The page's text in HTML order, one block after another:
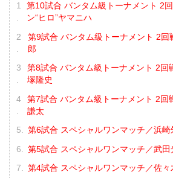
第10試合 バンタム級トーナメント 2
ン“ヒロ”ヤマニハ
第9試合 バンタム級トーナメント 2回
郎
第8試合 バンタム級トーナメント 2回
塚隆史
第7試合 バンタム級トーナメント 2回
謙太
第6試合 スペシャルワンマッチ／浜
第5試合 スペシャルワンマッチ／武
第4試合 スペシャルワンマッチ／佐